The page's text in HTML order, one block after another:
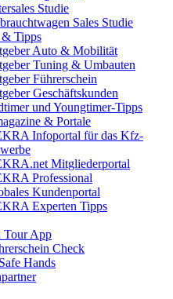
Studie
Sales Studie
& Tipps
Auto & Mobilität
Tuning & Umbauten
Führerschein
Geschäftskunden
und Youngtimer-Tipps
& Portale
Infoportal für das Kfz-
Mitgliederportal
Professional
Kundenportal
Experten Tipps
Tour App
Check
Hands